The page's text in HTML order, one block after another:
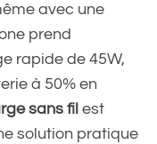
avec une
prend
rapide de 45W,
à 50% en
sans fil est
solution pratique